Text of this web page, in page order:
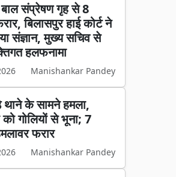
संप्रेषण गृह से 8
बिलासपुर हाई कोर्ट ने
संज्ञान, मुख्य सचिव से
हलफनामा
Manishankar Pandey
थाने के सामने हमला,
को गोलियों से भूना; 7
फरार
Manishankar Pandey